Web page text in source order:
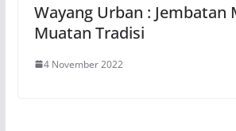
Wayang Urban : Jembatan
Muatan Tradisi
4 November 2022